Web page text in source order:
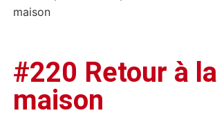
maison
#220 Retour à la
maison